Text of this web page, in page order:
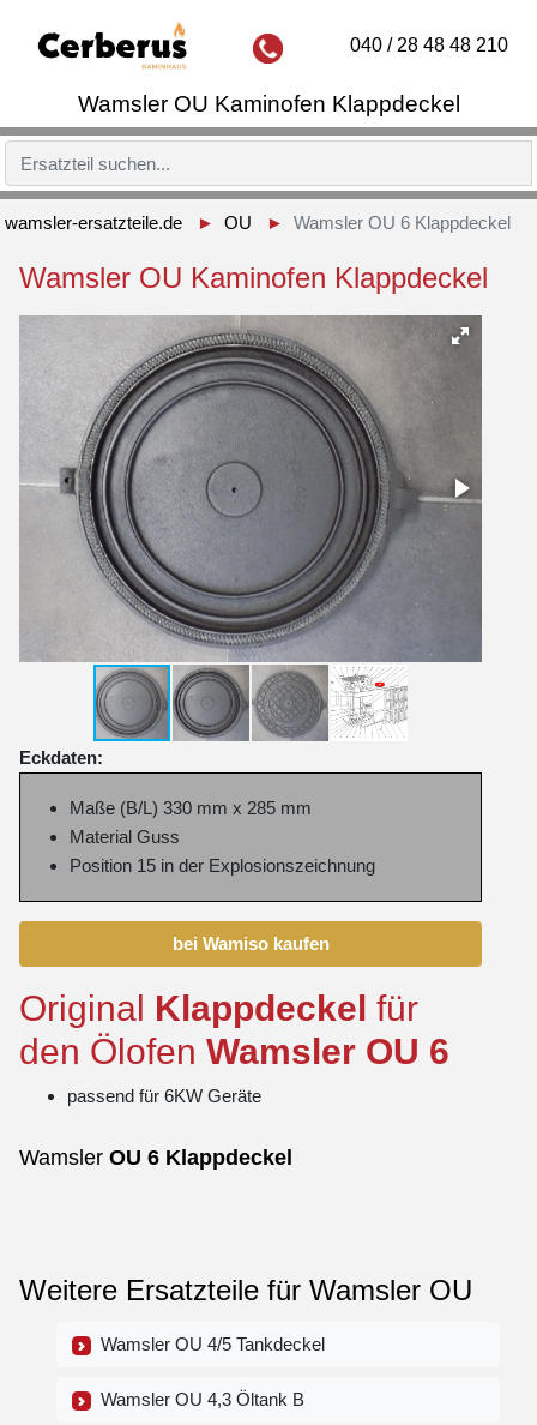
Wamsler OU Kaminofen Klappdeckel
040 / 28 48 48 210
wamsler-ersatzteile.de OU Wamsler OU 6 Klappdeckel
Wamsler OU Kaminofen Klappdeckel
Eckdaten:
Maße (B/L) 330 mm x 285 mm
Material Guss
Position 15 in der Explosionszeichnung
bei Wamiso kaufen
Original Klappdeckel für
den Ölofen Wamsler OU 6
passend für 6KW Geräte
Wamsler OU 6 Klappdeckel
Weitere Ersatzteile für Wamsler OU
Wamsler OU 4/5 Tankdeckel
Wamsler OU 4,3 Öltank B